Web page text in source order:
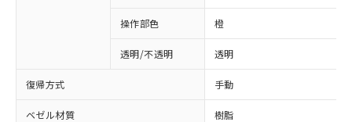
操作部色 橙
透明/不透明 透明
復帰方式 手動
ベゼル材質 樹脂